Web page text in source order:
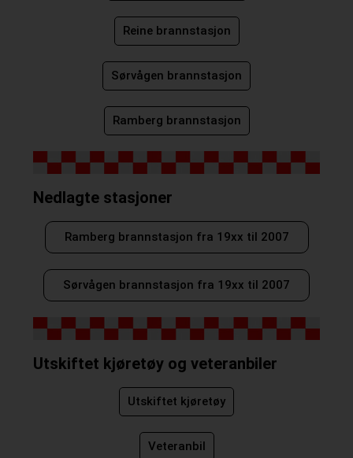
Reine brannstasjon
Sørvågen brannstasjon
Ramberg brannstasjon
Nedlagte stasjoner
Ramberg brannstasjon fra 19xx til 2007
Sørvågen brannstasjon fra 19xx til 2007
Utskiftet kjøretøy og veteranbiler
Utskiftet kjøretøy
Veteranbil